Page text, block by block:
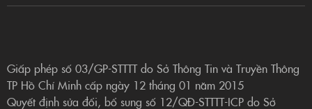
Giấp phép số 03/GP-STTTT do Sở Thông Tin và Truyền Thông
TP Hồ Chí Minh cấp ngày 12 tháng 01 năm 2015
Quyết định sửa đổi, bổ sung số 12/QĐ-STTTT-ICP do Sở